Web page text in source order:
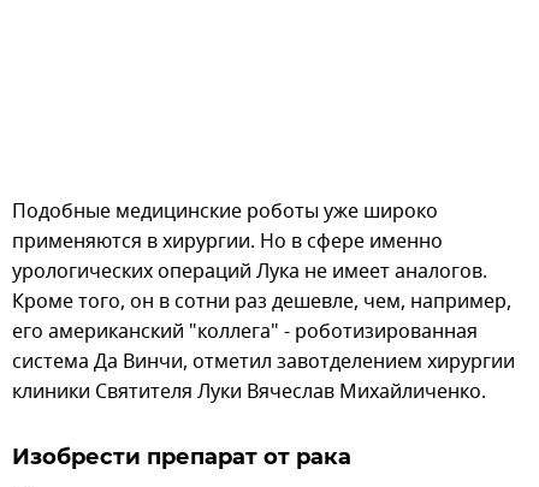
Подобные медицинские роботы уже широко
применяются в хирургии. Но в сфере именно
урологических операций Лука не имеет аналогов.
Кроме того, он в сотни раз дешевле, чем, например,
его американский "коллега" - роботизированная
система Да Винчи, отметил завотделением хирургии
клиники Святителя Луки Вячеслав Михайличенко.
Изобрести препарат от рака